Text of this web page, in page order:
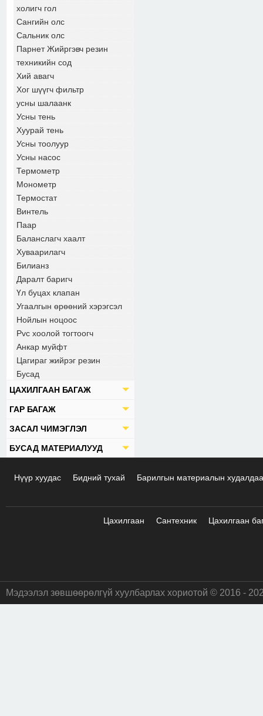
холигч гол
Сангийн олс
Сальник олс
Парнет Жийргэвч резин
техникийн сод
Хий авагч
Хог шүүгч фильтр
усны шалаанк
Усны тень
Хуурай тень
Усны тоолуур
Усны насос
Термометр
Монометр
Термостат
Винтель
Паар
Баланслагч хаалт
Хуваарилагч
Билианз
Даралт баригч
Үл буцах клапан
Угаалгын өрөөний хэрэгсэл
Нойлын ноцоос
Pvc хоолой тогтоогч
Анкар муйфт
Цагираг жийрэг резин
Бусад
ЦАХИЛГААН БАГАЖ
ГАР БАГАЖ
ЗАСАЛ ЧИМЭГЛЭЛ
БУСАД МАТЕРИАЛУУД
Нүүр хуудас Бидний тухай Барилгын материалын
Цахилгаан Сантехник Цахилгаан
Мэдээлэл зөвшөөрөлгүй хуулбарлах хориотой © 2016 -